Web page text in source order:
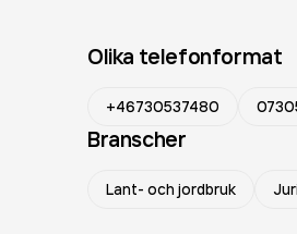
Olika telefonformat
+46730537480
Branscher
Lant- och jordbruk